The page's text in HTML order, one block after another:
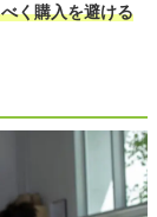
く購入を避ける